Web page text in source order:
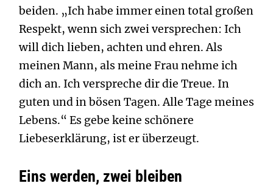
beiden. „Ich habe immer einen total großen
Respekt, wenn sich zwei versprechen: Ich
will dich lieben, achten und ehren. Als
meinen Mann, als meine Frau nehme ich
dich an. Ich verspreche dir die Treue. In
guten und in bösen Tagen. Alle Tage meines
Lebens.“ Es gebe keine schönere
Liebeserklärung, ist er überzeugt.
Eins werden, zwei bleiben